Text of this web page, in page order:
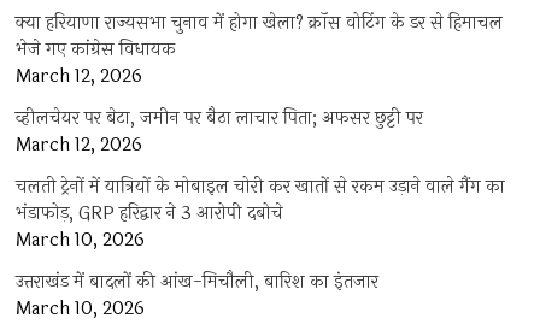
क्या हरियाणा राज्यसभा चुनाव में होगा खेला? क्रॉस वोटिंग के डर से हिमाचल
भेजे गए कांग्रेस विधायक
March 12, 2026
व्हीलचेयर पर बेटा, जमीन पर बैठा लाचार पिता; अफसर छुट्टी पर
March 12, 2026
चलती ट्रेनों में यात्रियों के मोबाइल चोरी कर खातों से रकम उड़ाने वाले गैंग का
भंडाफोड़, GRP हरिद्वार ने 3 आरोपी दबोचे
March 10, 2026
उत्तराखंड में बादलों की आंख-मिचौली, बारिश का इंतजार
March 10, 2026